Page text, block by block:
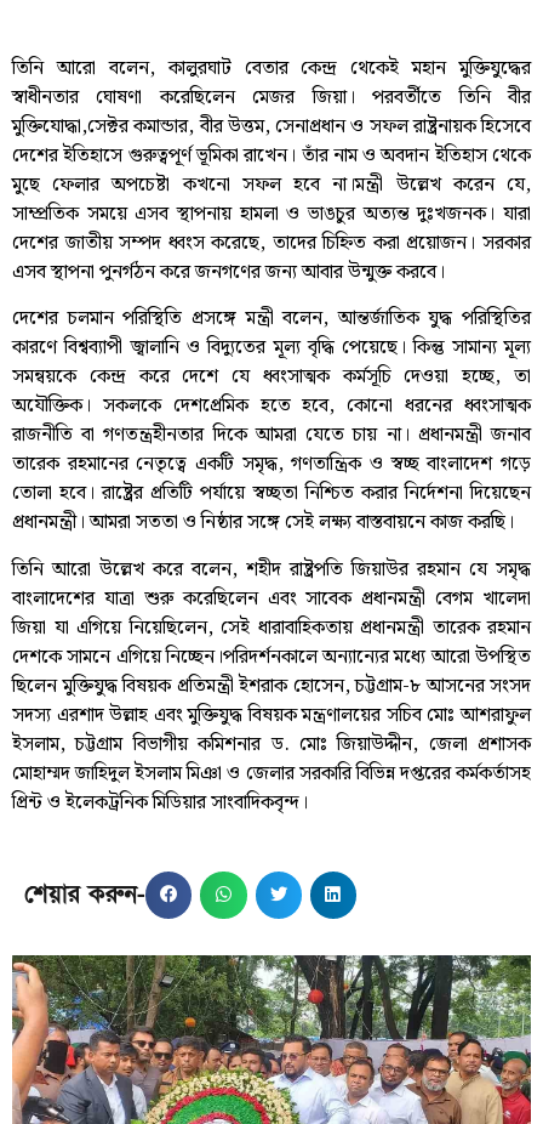
তিনি আরো বলেন, কালুরঘাট বেতার কেন্দ্র থেকেই মহান মুক্তিযুদ্ধের
স্বাধীনতার ঘোষণা করেছিলেন মেজর জিয়া। পরবর্তীতে তিনি বীর
মুক্তিযোদ্ধা,সেক্টর কমান্ডার, বীর উত্তম, সেনাপ্রধান ও সফল রাষ্ট্রনায়ক হিসেবে
দেশের ইতিহাসে গুরুত্বপূর্ণ ভূমিকা রাখেন। তাঁর নাম ও অবদান ইতিহাস থেকে
মুছে ফেলার অপচেষ্টা কখনো সফল হবে না।মন্ত্রী উল্লেখ করেন যে,
সাম্প্রতিক সময়ে এসব স্থাপনায় হামলা ও ভাঙচুর অত্যন্ত দুঃখজনক। যারা
দেশের জাতীয় সম্পদ ধ্বংস করেছে, তাদের চিহ্নিত করা প্রয়োজন। সরকার
এসব স্থাপনা পুনর্গঠন করে জনগণের জন্য আবার উন্মুক্ত করবে।
দেশের চলমান পরিস্থিতি প্রসঙ্গে মন্ত্রী বলেন, আন্তর্জাতিক যুদ্ধ পরিস্থিতির
কারণে বিশ্বব্যাপী জ্বালানি ও বিদ্যুতের মূল্য বৃদ্ধি পেয়েছে। কিন্তু সামান্য মূল্য
সমন্বয়কে কেন্দ্র করে দেশে যে ধ্বংসাত্মক কর্মসূচি দেওয়া হচ্ছে, তা
অযৌক্তিক। সকলকে দেশপ্রেমিক হতে হবে, কোনো ধরনের ধ্বংসাত্মক
রাজনীতি বা গণতন্ত্রহীনতার দিকে আমরা যেতে চায় না। প্রধানমন্ত্রী জনাব
তারেক রহমানের নেতৃত্বে একটি সমৃদ্ধ, গণতান্ত্রিক ও স্বচ্ছ বাংলাদেশ গড়ে
তোলা হবে। রাষ্ট্রের প্রতিটি পর্যায়ে স্বচ্ছতা নিশ্চিত করার নির্দেশনা দিয়েছেন
প্রধানমন্ত্রী। আমরা সততা ও নিষ্ঠার সঙ্গে সেই লক্ষ্য বাস্তবায়নে কাজ করছি।
তিনি আরো উল্লেখ করে বলেন, শহীদ রাষ্ট্রপতি জিয়াউর রহমান যে সমৃদ্ধ
বাংলাদেশের যাত্রা শুরু করেছিলেন এবং সাবেক প্রধানমন্ত্রী বেগম খালেদা
জিয়া যা এগিয়ে নিয়েছিলেন, সেই ধারাবাহিকতায় প্রধানমন্ত্রী তারেক রহমান
দেশকে সামনে এগিয়ে নিচ্ছেন।পরিদর্শনকালে অন্যান্যের মধ্যে আরো উপস্থিত
ছিলেন মুক্তিযুদ্ধ বিষয়ক প্রতিমন্ত্রী ইশরাক হোসেন, চট্টগ্রাম-৮ আসনের সংসদ
সদস্য এরশাদ উল্লাহ এবং মুক্তিযুদ্ধ বিষয়ক মন্ত্রণালয়ের সচিব মোঃ আশরাফুল
ইসলাম, চট্টগ্রাম বিভাগীয় কমিশনার ড. মোঃ জিয়াউদ্দীন, জেলা প্রশাসক
মোহাম্মদ জাহিদুল ইসলাম মিঞা ও জেলার সরকারি বিভিন্ন দপ্তরের কর্মকর্তাসহ
প্রিন্ট ও ইলেকট্রনিক মিডিয়ার সাংবাদিকবৃন্দ।
শেয়ার করুন-